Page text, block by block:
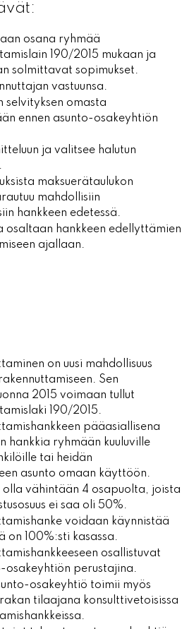
osana ryhmää
190/2015 mukaan ja
solmittavat sopimukset.
vastuunsa.
selvityksen omasta
ennen asunto-osakeyhtiön
ja valitsee halutun
maksuerätaulukon
mahdollisiin
hankkeen edetessä.
osaltaan hankkeen edellyttämien
ajallaan.
on uusi mahdollisuus
Sen
2015 voimaan tullut
190/2015.
pääasiallisena
hankkia ryhmään kuuluville
tai heidän
asunto omaan käyttöön.
olla vähintään 4 osapuolta, joista
ei saa oli 50%.
voidaan käynnistää
on 100%:sti kasassa.
osallistuvat
osakeyhtiön perustajina.
osakeyhtiö toimii myös
tilaajana konsulttivetoisissa